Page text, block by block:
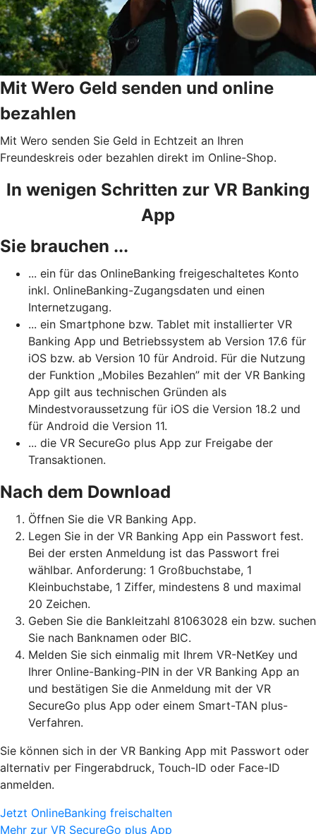
Mit Wero Geld senden und online
bezahlen
Mit Wero senden Sie Geld in Echtzeit an Ihren
Freundeskreis oder bezahlen direkt im Online-Shop.
In wenigen Schritten zur VR Banking
App
Sie brauchen ...
... ein für das OnlineBanking freigeschaltetes Konto
inkl. OnlineBanking-Zugangsdaten und einen
Internetzugang.
... ein Smartphone bzw. Tablet mit installierter VR
Banking App und Betriebssystem ab Version 17.6 für
iOS bzw. ab Version 10 für Android. Für die Nutzung
der Funktion „Mobiles Bezahlen” mit der VR Banking
App gilt aus technischen Gründen als
Mindestvoraussetzung für iOS die Version 18.2 und
für Android die Version 11.
... die VR SecureGo plus App zur Freigabe der
Transaktionen.
Nach dem Download
Öffnen Sie die VR Banking App.
Legen Sie in der VR Banking App ein Passwort fest.
Bei der ersten Anmeldung ist das Passwort frei
wählbar. Anforderung: 1 Großbuchstabe, 1
Kleinbuchstabe, 1 Ziffer, mindestens 8 und maximal
20 Zeichen.
Geben Sie die Bankleitzahl 81063028 ein bzw. suchen
Sie nach Banknamen oder BIC.
Melden Sie sich einmalig mit Ihrem VR-NetKey und
Ihrer Online-Banking-PIN in der VR Banking App an
und bestätigen Sie die Anmeldung mit der VR
SecureGo plus App oder einem Smart-TAN plus-
Verfahren.
Sie können sich in der VR Banking App mit Passwort oder
alternativ per Fingerabdruck, Touch-ID oder Face-ID
anmelden.
Jetzt OnlineBanking freischalten
Mehr zur VR SecureGo plus App